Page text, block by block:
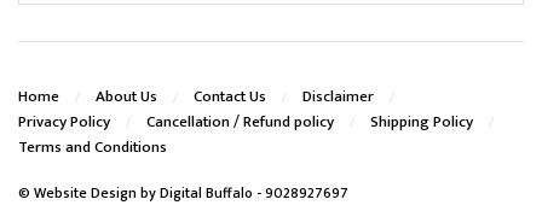
Home About Us Contact Us
Disclaimer
Privacy Policy
Cancellation / Refund policy
Shipping Policy
Terms and Conditions
© Website Design byDigital Buffalo - 9028927697